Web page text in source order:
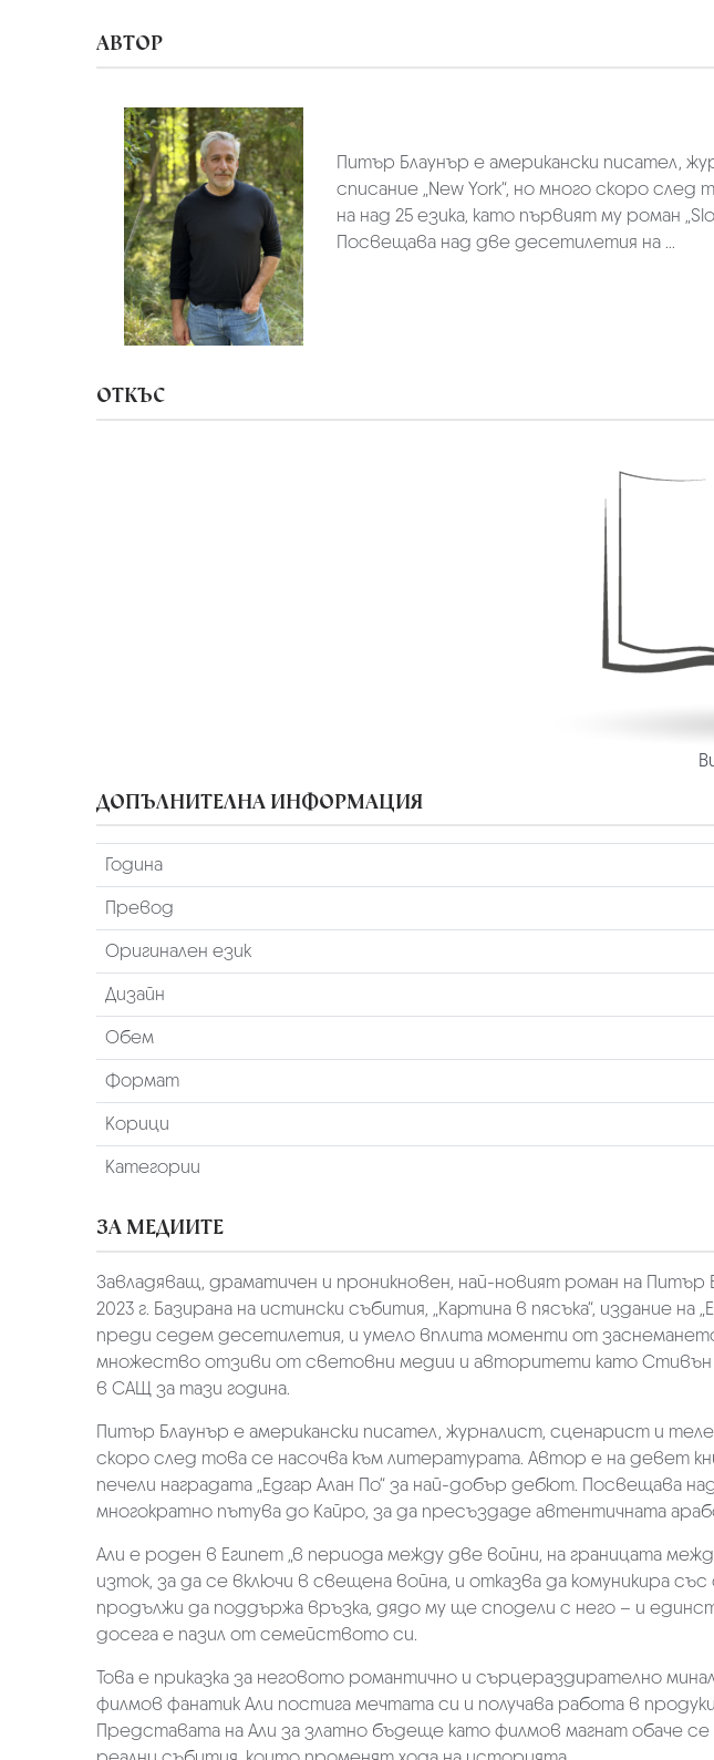
АВТОР
Питър Блаунър е американски писател,
списание „New York“, но много скоро
на над 25 езика, като първият му роман
Посвещава над две десетилетия на ...
ОТКЪС
ДОПЪЛНИТЕЛНА ИНФОРМАЦИЯ
Година
Превод
Оригинален език
Дизайн
Обем
Формат
Корици
Категории
ЗА МЕДИИТЕ
Завладяващ, драматичен и проникновен, най-новият роман на
2023 г. Базирана на истински събития, „Картина в пясъка“, издание
преди седем десетилетия, и умело вплита моменти от
множество отзиви от световни медии и авторитети като Стивън
в САЩ за тази година.
Питър Блаунър е американски писател, журналист, сценарист и
скоро след това се насочва към литературата. Автор е на девет
печели наградата „Едгар Алан По“ за най-добър дебют. Посвещава
многократно пътува до Кайро, за да пресъздаде автентичната
Али е роден в Египет „в периода между две войни, на границата
изток, за да се включи в свещена война, и отказва да комуникира
продължи да поддържа връзка, дядо му ще сподели с него – и
досега е пазил от семейството си.
Това е приказка за неговото романтично и сърцераздирателно
филмов фанатик Али постига мечтата си и получава работа в
Представата на Али за златно бъдеще като филмов магнат обаче